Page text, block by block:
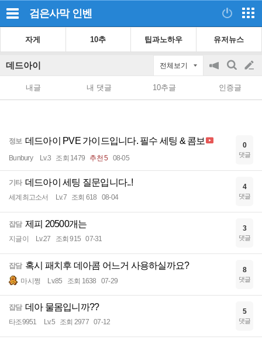
검은사막 인벤
자게 10추 팁과노하우 유저뉴스
데드아이 전체보기
공
on/off
검
색
글
쓰
내글 내 댓글 10추글 인증글
정보 데드아이 PVE 가이드입니다. 필수 세팅 & 콤보
Bunbury Lv.3 조회 1479 추천 5 08-05
0
댓글
기타 데드아이 세팅 질문입니다..!
세계최고소서 Lv.7 조회 618 08-04
4
댓글
잡담 제피 20500개는
지글이 Lv.27 조회 915 07-31
3
댓글
잡담 혹시 패치후 데아콤 어느거 사용하실까요?
마시쩡 Lv.85 조회 1638 07-29
8
댓글
잡담 데아 물몸입니까??
타조9951 Lv.5 조회 2977 07-12
5
댓글